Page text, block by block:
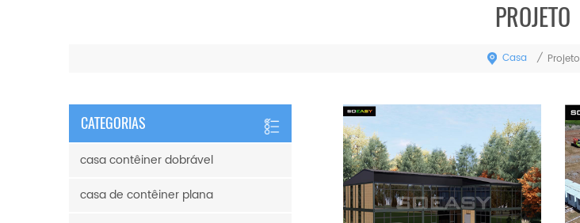
PROJETO
Casa / Projeto
CATEGORIAS
casa contêiner dobrável
casa de contêiner plana